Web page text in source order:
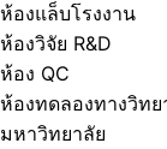
ห้องแล็บโรงงาน
ห้องวิจัย R&D
ห้อง QC
ห้องทดลองทางวิทย
มหาวิทยาลัย